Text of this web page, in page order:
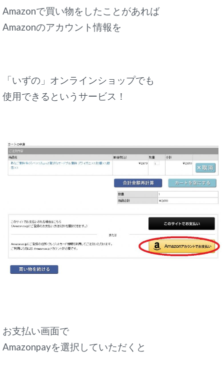
Amazonで買い物をしたことがあれば
Amazonのアカウント情報を
「いずの」オンラインショップでも
使用できるというサービス！
お支払い画面で
Amazonpayを選択していただくと